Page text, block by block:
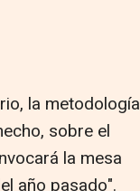
la metodología
sobre el
la mesa
año pasado".